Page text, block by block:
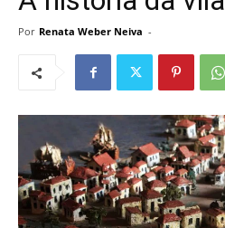
Por Renata Weber Neiva -